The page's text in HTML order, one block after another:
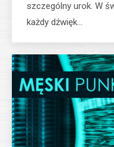
szczególny urok. W
każdy dźwięk…